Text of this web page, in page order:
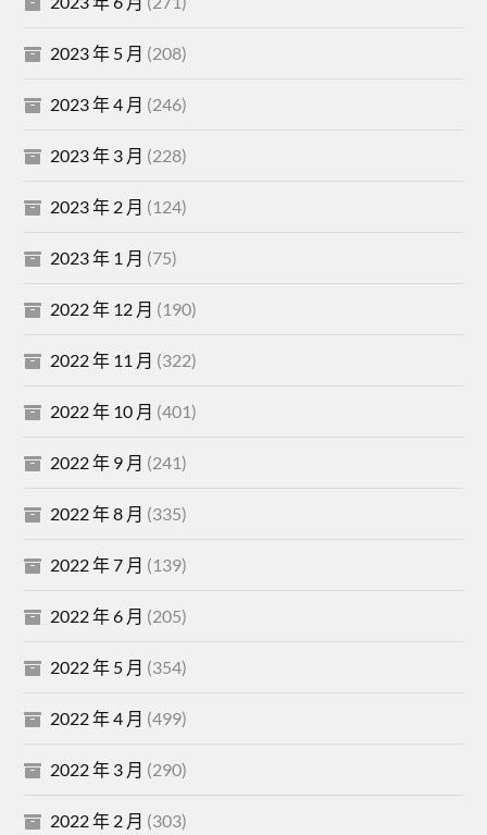
2023 年 5 月 (208)
2023 年 4 月 (246)
2023 年 3 月 (228)
2023 年 2 月 (124)
2023 年 1 月 (75)
2022 年 12 月 (190)
2022 年 11 月 (322)
2022 年 10 月 (401)
2022 年 9 月 (241)
2022 年 8 月 (335)
2022 年 7 月 (139)
2022 年 6 月 (205)
2022 年 5 月 (354)
2022 年 4 月 (499)
2022 年 3 月 (290)
2022 年 2 月 (303)